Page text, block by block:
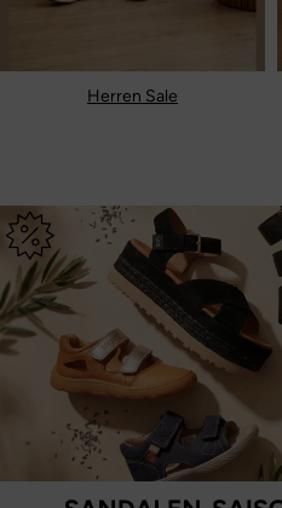
Herren Sale